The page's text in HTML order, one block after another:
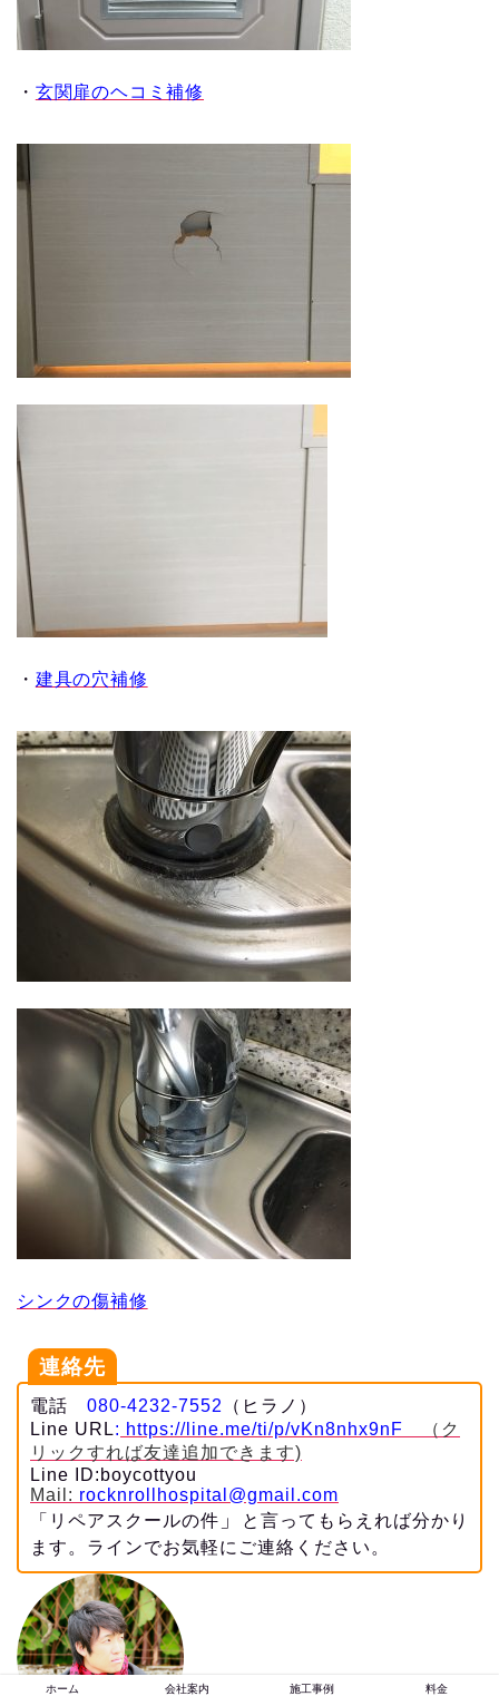
・ 玄関扉のヘコミ補修
・ 建具の穴補修
シンクの傷補修
連絡先
電話 080-4232-7552
（ヒラノ）
Line URL: https://line.me/ti/p/vKn8nhx9nF
（ク
リックすれば友達追加できます)
Line ID:boycottyou
Mail: rocknrollhospital@gmail.com
「リペアスクールの件 」
と言ってもらえれば分かり
ます。ラインでお気軽にご連絡ください。
ホーム 会社案内 施工事例 料金